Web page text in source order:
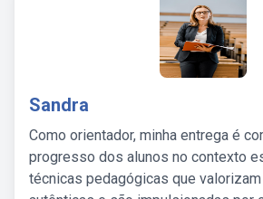
Sandra
Como orientador, minha entrega é
progresso dos alunos no contexto
técnicas pedagógicas que